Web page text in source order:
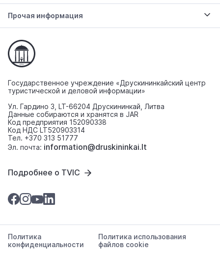
Прочая информация
Государственное учреждение «Друскининкайский центр
туристической и деловой информации»
Ул. Гардино 3, LT-66204 Друскининкай, Литва
Данные собираются и хранятся в JAR
Код предприятия 152090338
Код НДС LT520903314
Тел. +370 313 51777
Эл. почта: information@druskininkai.lt
Подробнее о TVIC
Политика
конфиденциальности
Политика использования
файлов cookie